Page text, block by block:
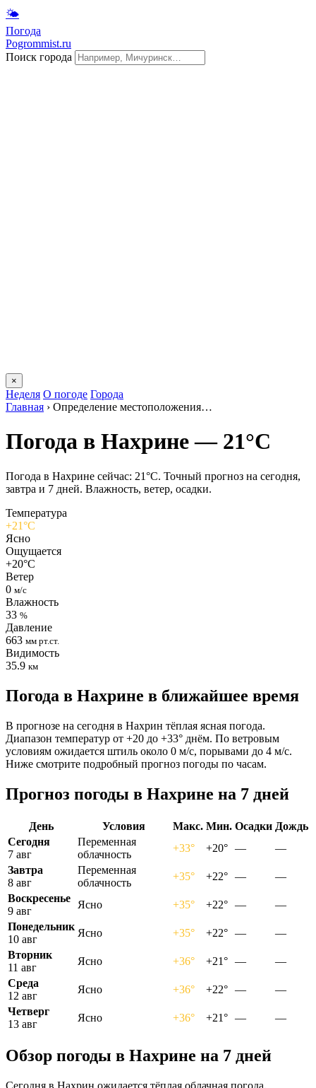
🌤
Погода
Pogrommist.ru
Поиск города
×
Неделя О погоде Города
Главная › Определение местоположения…
Погода в Нахрине — 21°C
Погода в Нахрине сейчас: 21°C. Точный прогноз на сегодня,
завтра и 7 дней. Влажность, ветер, осадки.
Температура
+21°C
Ясно
Ощущается
+20°C
Ветер
0 м/с
Влажность
33 %
Давление
663 мм рт.ст.
Видимость
35.9 км
Погода в Нахрине в ближайшее время
В прогнозе на сегодня в Нахрин тёплая ясная погода.
Диапазон температур от +20 до +33° днём. По ветровым
условиям ожидается штиль около 0 м/с, порывами до 4 м/с.
Ниже смотрите подробный прогноз погоды по часам.
Прогноз погоды в Нахрине на 7 дней
День Условия Макс. Мин. Осадки Дождь
Сегодня
7 авг
Переменная
облачность
+33° +20° —
—
Завтра
8 авг
Переменная
облачность
+35° +22° —
—
Воскресенье
9 авг
Ясно +35° +22° —
—
Понедельник
10 авг
Ясно +35° +22° —
—
Вторник
11 авг
Ясно +36° +21° —
—
Среда
12 авг
Ясно +36° +22° —
—
Четверг
13 авг
Ясно +36° +21° — —
Обзор погоды в Нахрине на 7 дней